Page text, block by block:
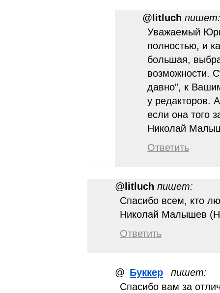
@ litluch пишет:
Уважаемый
полностью, и
большая,
возможности.
давно”, к
у редакторов.
если она того
Николай
Ответить
@ litluch пишет:
Спасибо всем, кто
Николай Малышев
Ответить
@ Буккер
пишет:
Спасибо вам за